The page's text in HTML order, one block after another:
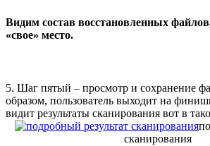
Видим состав восстановленных
«свое» место.
5. Шаг пятый – просмотр и сохранение
образом, пользователь выходит на
видит результаты сканирования вот в
сканирования